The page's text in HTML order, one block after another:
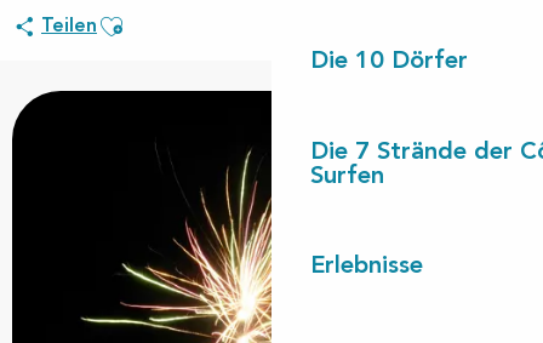
Die 10 Dörfer
Die 7 Strände der
Surfen
Erlebnisse
Teilen Ajouter aux favoris